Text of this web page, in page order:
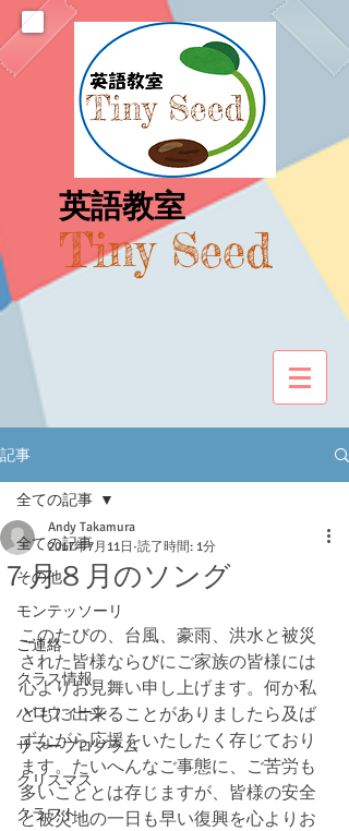
​英語教室
Tiny Seed
記事
全ての記事
その他
モンテッソーリ
ご連絡
クラス情報
ハロウィーン
サマープログラム
クリスマス
クラフト
全ての記事
７月８月のソング
Andy Takamura
2017年7月11日 読了時間: 1分
このたびの、台風、豪雨、洪水と被災
された皆様ならびにご家族の皆様には
心よりお見舞い申し上げます。何か私
どもに出来ることがありましたら及ば
ずながら応援をいたしたく存じており
ます。たいへんなご事態に、ご苦労も
多いこととは存じますが、皆様の安全
と被災地の一日も早い復興を心よりお